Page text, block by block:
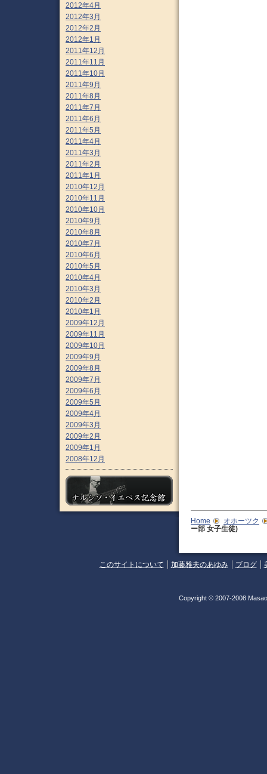
2012年4月
2012年3月
2012年2月
2012年1月
2011年12月
2011年11月
2011年10月
2011年9月
2011年8月
2011年7月
2011年6月
2011年5月
2011年4月
2011年3月
2011年2月
2011年1月
2010年12月
2010年11月
2010年10月
2010年9月
2010年8月
2010年7月
2010年6月
2010年5月
2010年4月
2010年3月
2010年2月
2010年1月
2009年12月
2009年11月
2009年10月
2009年9月
2009年8月
2009年7月
2009年6月
2009年5月
2009年4月
2009年3月
2009年2月
2009年1月
2008年12月
Home
オホーツク
ー部 女子生徒)
このサイトについて 加藤雅夫のあゆみ ブログ
Copyright © 2007-2008